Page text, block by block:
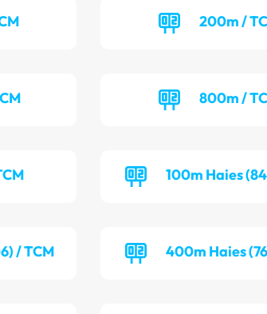
200m /
800m /
100m Haies
/ TCM 400m Haies